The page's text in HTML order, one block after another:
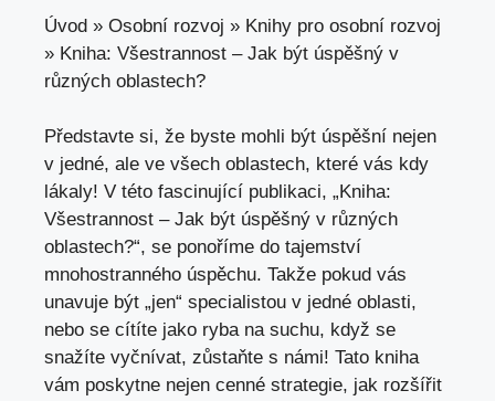
Úvod » Osobní rozvoj » Knihy pro osobní rozvoj
» Kniha: Všestrannost – Jak být úspěšný v
různých oblastech?
Představte si,⁢ že byste mohli být úspěšní nejen
v jedné, ale ve všech oblastech, které vás kdy
lákaly! V této ​fascinující⁢ publikaci, „Kniha:
Všestrannost – Jak být úspěšný v různých
oblastech?“, se ponoříme do tajemství
mnohostranného úspěchu. Takže pokud vás
unavuje být „jen“ specialistou v ‍jedné oblasti,
nebo se cítíte‌ jako ryba na suchu, když se
snažíte vyčnívat, zůstaňte s námi! Tato kniha
vám ‍poskytne nejen ⁤cenné strategie, jak rozšířit